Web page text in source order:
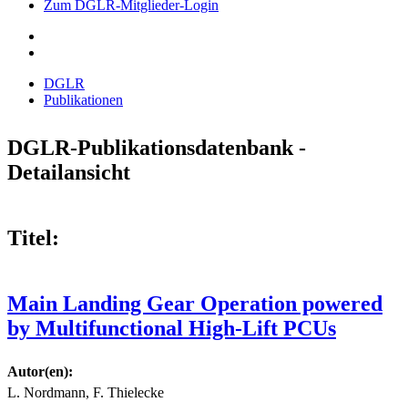
Zum DGLR-Mitglieder-Login
DGLR
Publikationen
DGLR-Publikationsdatenbank -
Detailansicht
Titel:
Main Landing Gear Operation powered
by Multifunctional High-Lift PCUs
Autor(en):
L. Nordmann, F. Thielecke